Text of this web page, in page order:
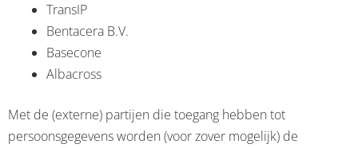
TransIP
Bentacera B.V.
Basecone
Albacross
Met de (externe) partijen die toegang hebben tot
persoonsgegevens worden (voor zover mogelijk) de